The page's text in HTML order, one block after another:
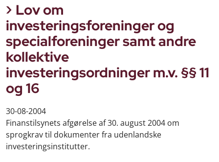
Lov om
investeringsforeninger og
specialforeninger samt andre
kollektive
investeringsordninger m.v. §§ 11
og 16
30-08-2004
Finanstilsynets afgørelse af 30. august 2004 om
sprogkrav til dokumenter fra udenlandske
investeringsinstitutter.